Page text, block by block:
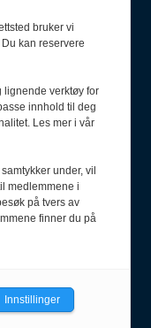
bruker vi
kan reservere
lignende verktøy for
innhold til deg
Les mer i vår
under, vil
medlemmene i
på tvers av
finner du på
Innstillinger